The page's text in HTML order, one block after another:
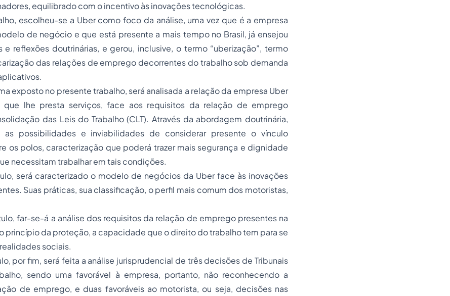
equilibrado com o incentivo às inovações tecnológicas.
escolheu-se a Uber como foco da análise, uma vez que é a empresa
de negócio e que está presente a mais tempo no Brasil, já ensejou
e reflexões doutrinárias, e gerou, inclusive, o termo “uberização”, termo
das relações de emprego decorrentes do trabalho sob demanda
exposto no presente trabalho, será analisada a relação da empresa Uber
lhe presta serviços, face aos requisitos da relação de emprego
das Leis do Trabalho (CLT). Através da abordagem doutrinária,
as possibilidades e inviabilidades de considerar presente o vínculo
os polos, caracterização que poderá trazer mais segurança e dignidade
necessitam trabalhar em tais condições.
será caracterizado o modelo de negócios da Uber face às inovações
Suas práticas, sua classificação, o perfil mais comum dos motoristas,
far-se-á a análise dos requisitos da relação de emprego presentes na
princípio da proteção, a capacidade que o direito do trabalho tem para se
sociais.
por fim, será feita a análise jurisprudencial de três decisões de Tribunais
sendo uma favorável à empresa, portanto, não reconhecendo a
de emprego, e duas favoráveis ao motorista, ou seja, decisões nas